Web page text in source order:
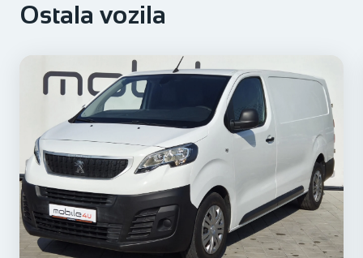
Godina
Registriran do
Prijeđeni kilometri
106.389 km
Ostala vozila